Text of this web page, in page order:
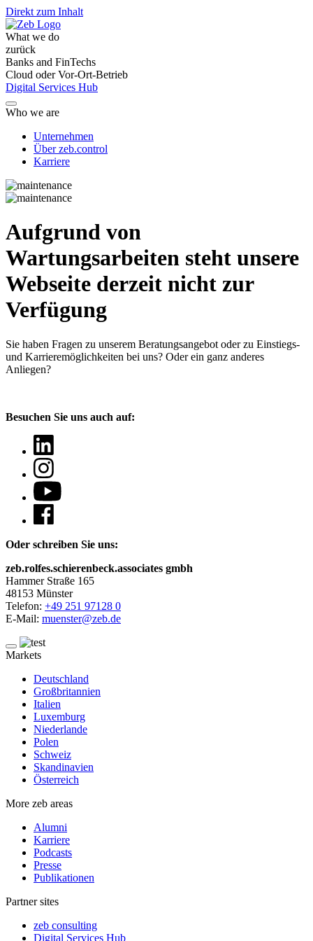
Direkt zum Inhalt
What we do
zurück
Banks and FinTechs
Cloud oder Vor-Ort-Betrieb
Digital Services Hub
Who we are
Unternehmen
Über zeb.control
Karriere
Aufgrund von
Wartungsarbeiten steht unsere
Webseite derzeit nicht zur
Verfügung
Sie haben Fragen zu unserem Beratungsangebot oder zu Einstiegs-
und Karrieremöglichkeiten bei uns? Oder ein ganz anderes
Anliegen?
Besuchen Sie uns auch auf:
Oder schreiben Sie uns:
zeb.rolfes.schierenbeck.associates gmbh
Hammer Straße 165
48153 Münster
Telefon: +49 251 97128 0
E-Mail: muenster@zeb.de
Markets
Deutschland
Großbritannien
Italien
Luxemburg
Niederlande
Polen
Schweiz
Skandinavien
Österreich
More zeb areas
Alumni
Karriere
Podcasts
Presse
Publikationen
Partner sites
zeb consulting
Digital Services Hub